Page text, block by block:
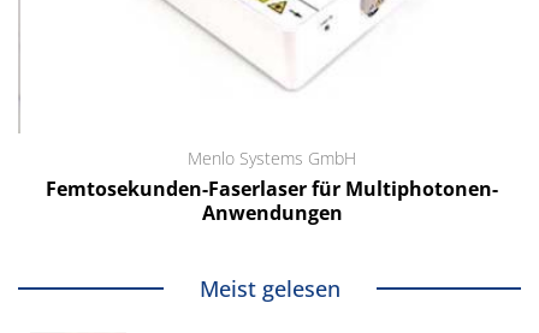
Menlo Systems GmbH
Femtosekunden-Faserlaser für Multiphotonen-
Anwendungen
Meist gelesen